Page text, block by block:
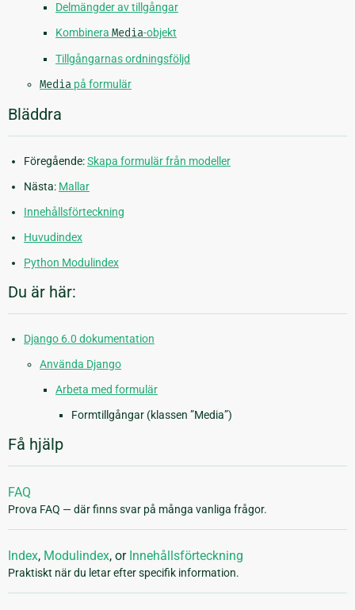
Delmängder av tillgångar
Kombinera Media-objekt
Tillgångarnas ordningsföljd
Media på formulär
Bläddra
Föregående:Skapa formulär från modeller
Nästa: Mallar
Innehållsförteckning
Huvudindex
Python Modulindex
Du är här:
Django 6.0 dokumentation
Använda Django
Arbeta med formulär
Formtillgångar (klassen ”Media”)
Få hjälp
FAQ
Prova FAQ — där finns svar på många vanliga frågor.
Index, Modulindex, or Innehållsförteckning
Praktiskt när du letar efter specifik information.